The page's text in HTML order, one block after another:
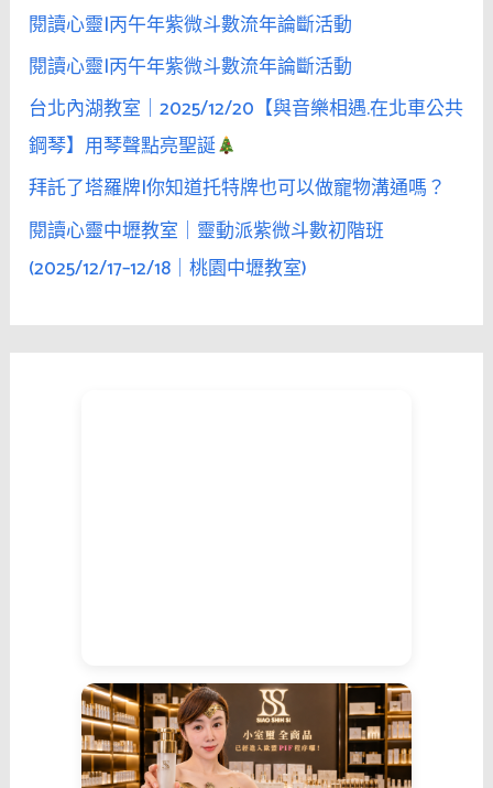
「No」
回
答
時，
你
已
快
掠
奪
的
心
閱讀心靈|丙午年紫微斗數流年論斷活動
閱讀心靈|丙午年紫微斗數流年論斷活動
台北內湖教室｜2025/12/20【與音樂相遇.在北車公共
鋼琴】用琴聲點亮聖誕
拜託了塔羅牌|你知道托特牌也可以做寵物溝通嗎？
閱讀心靈中壢教室｜靈動派紫微斗數初階班
(2025/12/17–12/18｜桃園中壢教室)